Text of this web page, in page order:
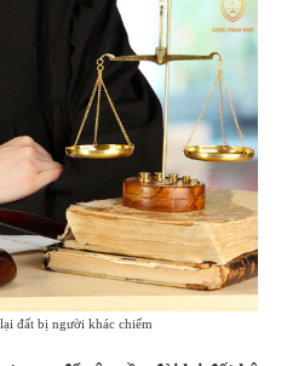
đất bị người khác chiếm